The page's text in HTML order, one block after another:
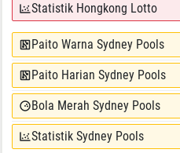
Statistik Hongkong Lotto
Paito Warna Sydney Pools
Paito Harian Sydney Pools
Bola Merah Sydney Pools
Statistik Sydney Pools